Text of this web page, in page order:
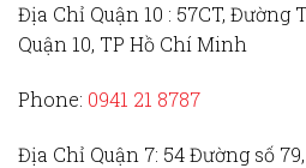
Địa Chỉ Quận 10 : 57CT, Đường
Quận 10, TP Hồ Chí Minh
Phone: 0941 21 8787
Địa Chỉ Quận 7: 54 Đường số